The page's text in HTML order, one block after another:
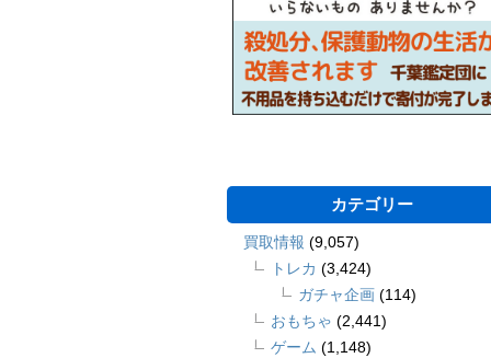
カテゴリー
買取情報 (9,057)
トレカ (3,424)
ガチャ企画 (114)
おもちゃ (2,441)
ゲーム (1,148)